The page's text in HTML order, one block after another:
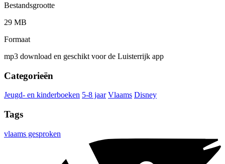
Bestandsgrootte
29 MB
Formaat
mp3 download en geschikt voor de Luisterrijk app
Categorieën
Jeugd- en kinderboeken 5-8 jaar Vlaams Disney
Tags
vlaams gesproken